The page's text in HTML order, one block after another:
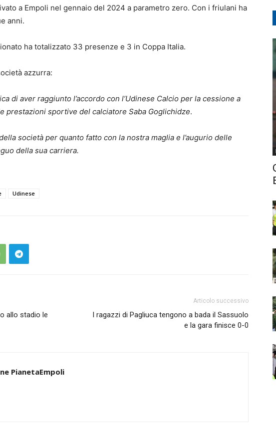
a Empoli nel gennaio del 2024 a parametro zero. Con i friulani ha
anni.
ha totalizzato 33 presenze e 3 in Coppa Italia.
azzurra:
di aver raggiunto l’accordo con l’Udinese Calcio per la cessione a
prestazioni sportive del calciatore Saba Goglichidze.
società per quanto fatto con la nostra maglia e l’augurio delle
della sua carriera.
Udinese
allo stadio le
Articolo successivo
I ragazzi di Pagliuca tengono a bada il Sassuolo
e la gara finisce 0-0
PianetaEmpoli